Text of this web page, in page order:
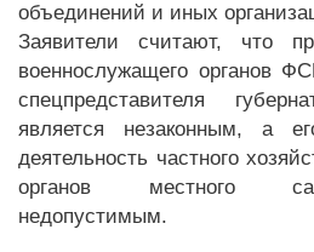
объединений и иных
Заявители считают, что
военнослужащего органов
спецпредставителя
является незаконным, а
деятельность частного
органов местного
недопустимым.